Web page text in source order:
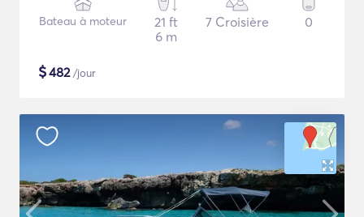
Bateau à moteur
21 ft
6 m
7 Croisière 0
$482/jour